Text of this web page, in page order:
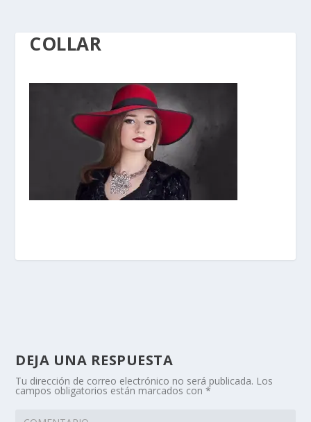
COLLAR
DEJA UNA RESPUESTA
Tu dirección de correo electrónico no será publicada. Los
campos obligatorios están marcados con*